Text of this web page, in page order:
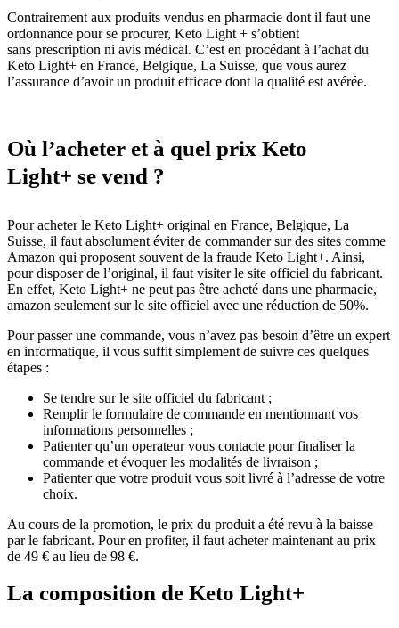
Contrairement aux produits vendus en pharmacie dont il faut une
ordonnance pour se procurer, Keto Light + s’obtient
sans prescription ni avis médical. C’est en procédant à l’achat du
Keto Light+ en France, Belgique, La Suisse, que vous aurez
l’assurance d’avoir un produit efficace dont la qualité est avérée.
Où l’acheter et à quel prix Keto
Light+ se vend ?
Pour acheter le Keto Light+ original en France, Belgique, La
Suisse, il faut absolument éviter de commander sur des sites comme
Amazon qui proposent souvent de la fraude Keto Light+. Ainsi,
pour disposer de l’original, il faut visiter le site officiel du fabricant.
En effet, Keto Light+ ne peut pas être acheté dans une pharmacie,
amazon seulement sur le site officiel avec une réduction de 50%.
Pour passer une commande, vous n’avez pas besoin d’être un expert
en informatique, il vous suffit simplement de suivre ces quelques
étapes :
Se tendre sur le site officiel du fabricant ;
Remplir le formulaire de commande en mentionnant vos
informations personnelles ;
Patienter qu’un operateur vous contacte pour finaliser la
commande et évoquer les modalités de livraison ;
Patienter que votre produit vous soit livré à l’adresse de votre
choix.
Au cours de la promotion, le prix du produit a été revu à la baisse
par le fabricant. Pour en profiter, il faut acheter maintenant au prix
de 49 € au lieu de 98 €.
La composition de Keto Light+